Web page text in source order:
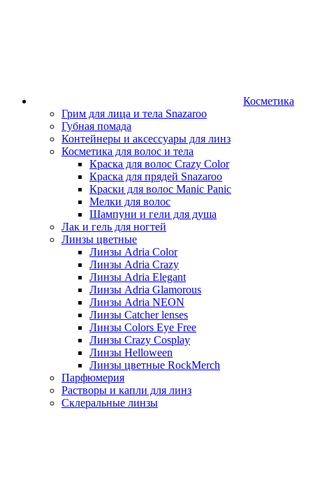
Косметика
Грим для лица и тела Snazaroo
Губная помада
Контейнеры и аксессуары для линз
Косметика для волос и тела
Краска для волос Crazy Color
Краска для прядей Snazaroo
Краски для волос Manic Panic
Мелки для волос
Шампуни и гели для душа
Лак и гель для ногтей
Линзы цветные
Линзы Adria Color
Линзы Adria Crazy
Линзы Adria Elegant
Линзы Adria Glamorous
Линзы Adria NEON
Линзы Catcher lenses
Линзы Colors Eye Free
Линзы Crazy Cosplay
Линзы Helloween
Линзы цветные RockMerch
Парфюмерия
Растворы и капли для линз
Склеральные линзы